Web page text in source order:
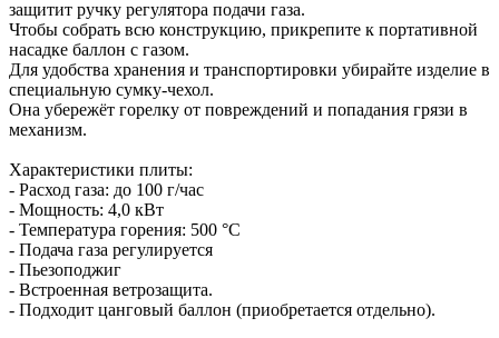
защитит ручку регулятора подачи газа.
Чтобы собрать всю конструкцию, прикрепите к портативной
насадке баллон с газом.
Для удобства хранения и транспортировки убирайте изделие в
специальную сумку-чехол.
Она убережёт горелку от повреждений и попадания грязи в
механизм.
Характеристики плиты:
- Расход газа: до 100 г/час
- Мощность: 4,0 кВт
- Температура горения: 500 °С
- Подача газа регулируется
- Пьезоподжиг
- Встроенная ветрозащита.
- Подходит цанговый баллон (приобретается отдельно).